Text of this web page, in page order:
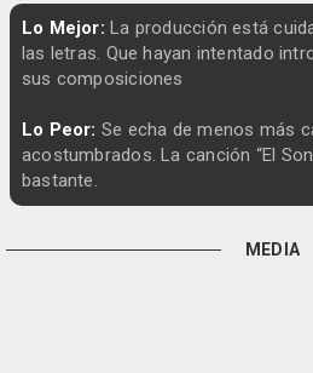
Lo Mejor: La producción está
las letras. Que hayan intentado
sus composiciones
Lo Peor: Se echa de menos más
acostumbrados. La canción “El
bastante.
MEDIA